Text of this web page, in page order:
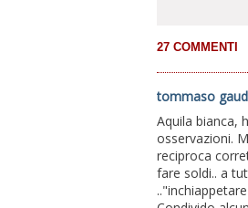
tommaso
Aquila bianca,
osservazioni.
reciproca
fare soldi.. a